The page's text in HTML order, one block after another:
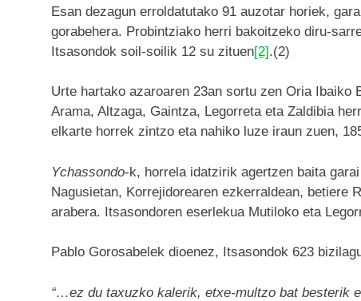
Esan dezagun erroldatutako 91 auzotar horiek,
gorabehera. Probintziako herri bakoitzeko diru-
Itsasondok soil-soilik 12 su zituen[2].(2)
Urte hartako azaroaren 23an sortu zen Oria Ibaiko
Arama, Altzaga, Gaintza, Legorreta eta Zaldibia
elkarte horrek zintzo eta nahiko luze iraun zuen,
Ychassondo-k, horrela idatzirik agertzen baita
Nagusietan, Korrejidorearen ezkerraldean, betiere
arabera. Itsasondoren eserlekua Mutiloko eta
Pablo Gorosabelek dioenez, Itsasondok 623
“…ez du taxuzko kalerik, etxe-multzo bat besterik